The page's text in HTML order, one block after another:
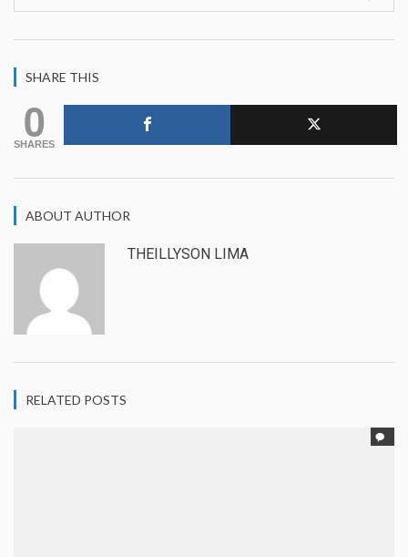
SHARE THIS
0
SHARES
ABOUT AUTHOR
THEILLYSON LIMA
RELATED POSTS